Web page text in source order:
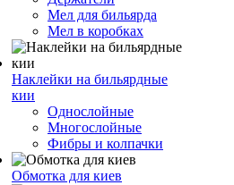
Мел для бильярда
Мел в коробках
Наклейки на бильярдные
кии
Однослойные
Многослойные
Фибры и колпачки
Обмотка для киев